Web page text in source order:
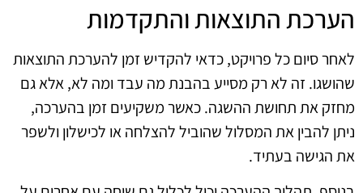
הערכת התוצאות והתקדמות
לאחר סיום כל פרויקט, כדאי להקדיש זמן להערכת התוצאות
שהושגו. זה לא רק מסייע בהבנת מה עבד ומה לא, אלא גם
מחזק את תחושת ההשגה. כאשר משקיעים זמן בהערכה,
ניתן להבין את המסלול שהוביל להצלחה או לכישלון ולשפר
את הגישה בעתיד.